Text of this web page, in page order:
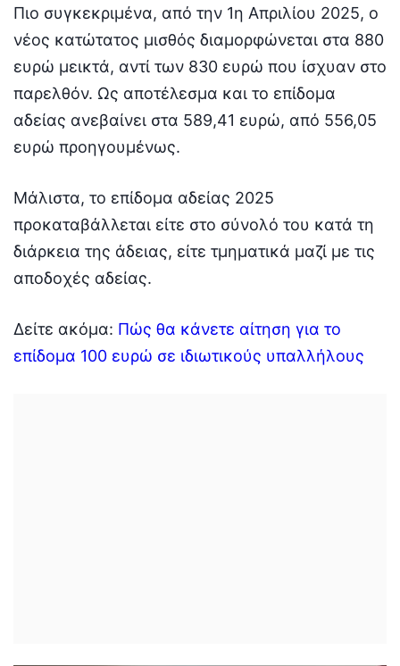
Πιο συγκεκριμένα, από την 1η Απριλίου 2025, ο
νέος κατώτατος μισθός διαμορφώνεται στα 880
ευρώ μεικτά, αντί των 830 ευρώ που ίσχυαν στο
παρελθόν. Ως αποτέλεσμα και το επίδομα
αδείας ανεβαίνει στα 589,41 ευρώ, από 556,05
ευρώ προηγουμένως.
Μάλιστα, το επίδομα αδείας 2025
προκαταβάλλεται είτε στο σύνολό του κατά τη
διάρκεια της άδειας, είτε τμηματικά μαζί με τις
αποδοχές αδείας.
Δείτε ακόμα: Πώς θα κάνετε αίτηση για το
επίδομα 100 ευρώ σε ιδιωτικούς υπαλλήλους